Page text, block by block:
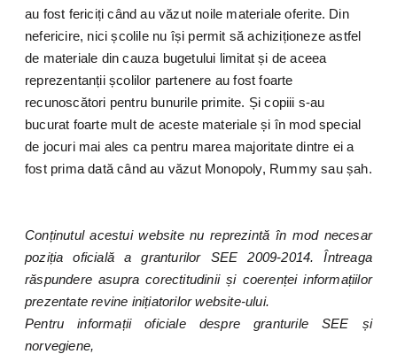
au fost fericiți când au văzut noile materiale oferite. Din
nefericire, nici școlile nu își permit să achiziționeze astfel
de materiale din cauza bugetului limitat și de aceea
reprezentanții școlilor partenere au fost foarte
recunoscători pentru bunurile primite. Și copiii s-au
bucurat foarte mult de aceste materiale și în mod special
de jocuri mai ales ca pentru marea majoritate dintre ei a
fost prima dată când au văzut Monopoly, Rummy sau șah.
Conținutul acestui website nu reprezintă în mod necesar
poziția oficială a granturilor SEE 2009-2014. Întreaga
răspundere asupra corectitudinii și coerenței informațiilor
prezentate revine inițiatorilor website-ului.
Pentru informații oficiale despre granturile SEE și
norvegiene,